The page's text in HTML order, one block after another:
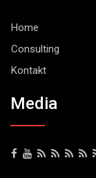
Home
Consulting
Kontakt
Media